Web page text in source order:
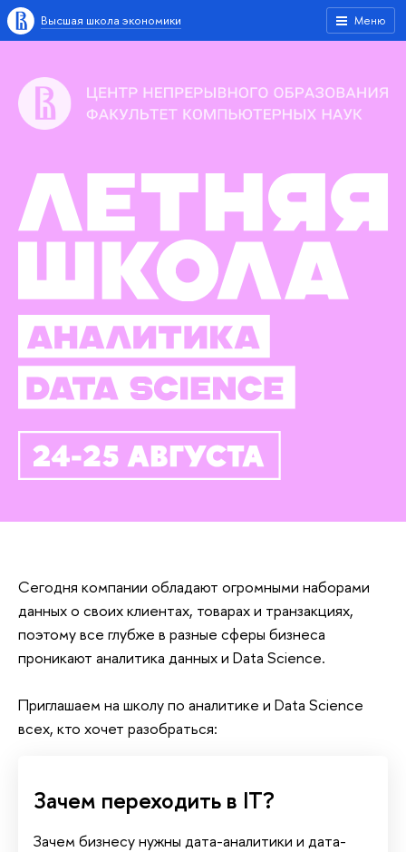
Меню
ысшая школа экономики
Сегодня компании обладают огромными наборами
данных о своих клиентах, товарах и транзакциях,
поэтому все глубже в разные сферы бизнеса
проникают аналитика данных и Data Science.
Приглашаем на школу по аналитике и Data Science
сех, кто хочет разобраться:
Зачем переходить в IT?
Зачем бизнесу нужны дата-аналитики и дата-